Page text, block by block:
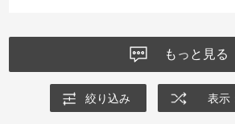
もっと見る
絞り込み 表示